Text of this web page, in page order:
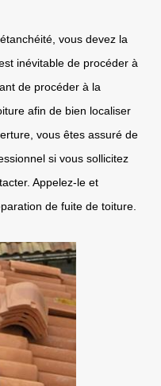
vous devez la
inévitable de procéder à
de procéder à la
afin de bien localiser
vous êtes assuré de
si vous sollicitez
Appelez-le et
de fuite de toiture.